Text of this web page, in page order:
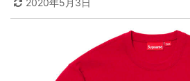
2020年5月3日